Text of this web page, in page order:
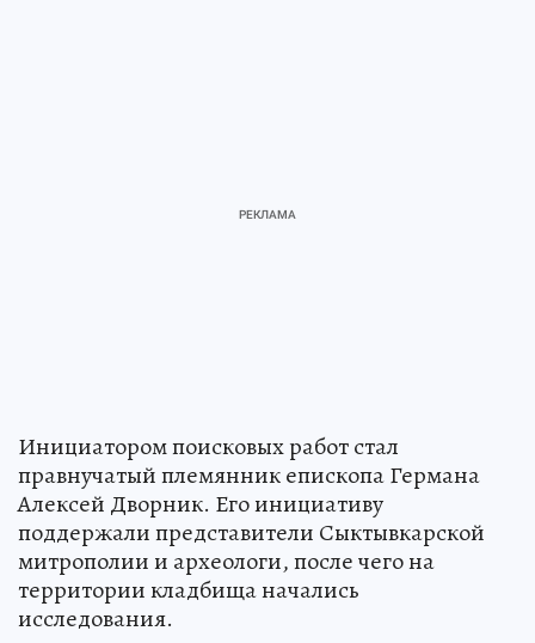
Инициатором поисковых работ стал
правнучатый племянник епископа Германа
Алексей Дворник. Его инициативу
поддержали представители Сыктывкарской
митрополии и археологи, после чего на
территории кладбища начались
исследования.